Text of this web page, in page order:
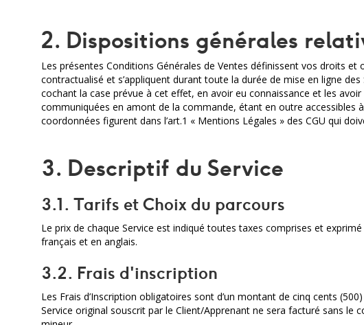
2. Dispositions générales
Les présentes Conditions Générales de Ventes définissent vos droits
contractualisé et s’appliquent durant toute la durée de mise en ligne
cochant la case prévue à cet effet, en avoir eu connaissance et les
communiquées en amont de la commande, étant en outre
coordonnées figurent dans l’art.1 « Mentions Légales » des CGU qui
3. Descriptif du Service
3.1. Tarifs et Choix du parcours
Le prix de chaque Service est indiqué toutes taxes comprises et
français et en anglais.
3.2. Frais d'inscription
Les Frais d’Inscription obligatoires sont d’un montant de cinq cents
Service original souscrit par le Client/Apprenant ne sera facturé sans